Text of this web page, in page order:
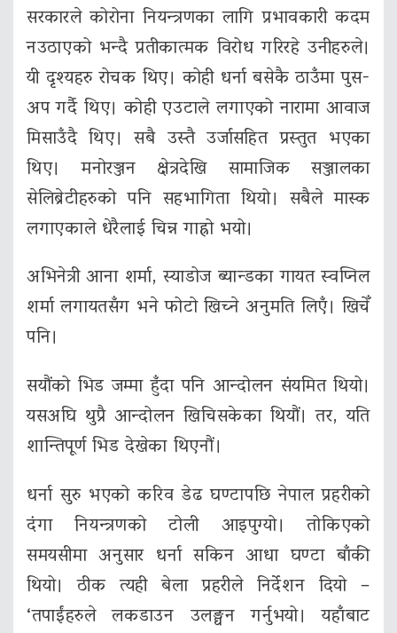
सरकारले कोरोना नियन्त्रणका लागि प्रभावकारी कदम
नउठाएको भन्दै प्रतीकात्मक विरोध गरिरहे उनीहरुले।
यी दृश्यहरु रोचक थिए। कोही धर्ना बसेकै ठाउँमा पुस-
अप गर्दै थिए। कोही एउटाले लगाएको नारामा आवाज
मिसाउँदै थिए। सबै उस्तै उर्जासहित प्रस्तुत भएका
थिए। मनोरञ्जन क्षेत्रदेखि सामाजिक सञ्जालका
सेलिब्रेटीहरुको पनि सहभागिता थियो। सबैले मास्क
लगाएकाले धेरैलाई चिन्न गाह्रो भयो।
अभिनेत्री आना शर्मा, स्याडोज ब्यान्डका गायत स्वप्निल
शर्मा लगायतसँग भने फोटो खिच्ने अनुमति लिएँ। खिचेँ
पनि।
सयौंको भिड जम्मा हुँदा पनि आन्दोलन संयमित थियो।
यसअघि थुप्रै आन्दोलन खिचिसकेका थियौं। तर, यति
शान्तिपूर्ण भिड देखेका थिएनौं।
धर्ना सुरु भएको करिव डेढ घण्टापछि नेपाल प्रहरीको
दंगा नियन्त्रणको टोली आइपुग्यो। तोकिएको
समयसीमा अनुसार धर्ना सकिन आधा घण्टा बाँकी
थियो। ठीक त्यही बेला प्रहरीले निर्देशन दियो –
‘तपाईंहरुले लकडाउन उलङ्घन गर्नुभयो। यहाँबाट